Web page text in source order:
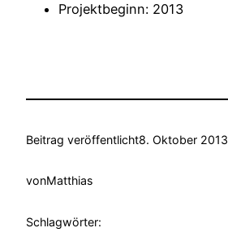
Projektbeginn: 2013
Beitrag veröffentlicht8. Oktober 2013
vonMatthias
Schlagwörter: